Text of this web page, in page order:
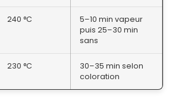
240 °C
5–10 min vapeur
puis 25–30 min
sans
230 °C
30–35 min selon
coloration